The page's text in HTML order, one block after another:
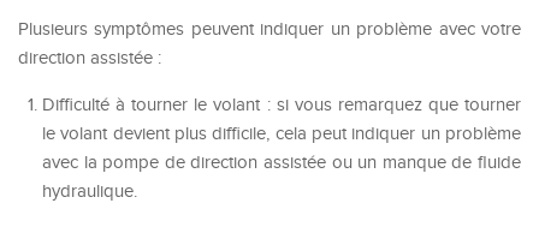
Plusieurs symptômes peuvent indiquer un problème avec votre
direction assistée :
Difficulté à tourner le volant : si vous remarquez que tourner
le volant devient plus difficile, cela peut indiquer un problème
avec la pompe de direction assistée ou un manque de fluide
hydraulique.